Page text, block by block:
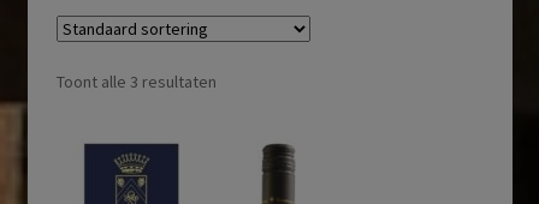
Toont alle 3 resultaten